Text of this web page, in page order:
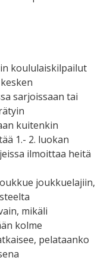
koululaiskilpailut
sarjoissaan tai
kuitenkin
1.- 2. luokan
ilmoittaa heitä
joukkuelajiin,
mikäli
kolme
pelataanko